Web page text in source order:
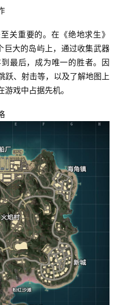
关重要的。在《绝地求生》
巨大的岛屿上，通过收集武器
最后，成为唯一的胜者。因
跃、射击等，以及了解地图上
戏中占据先机。